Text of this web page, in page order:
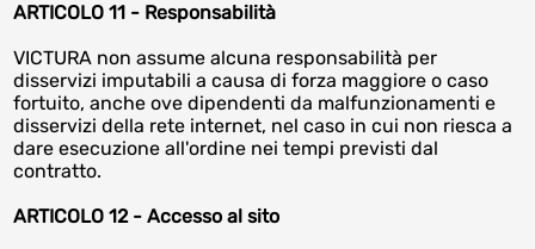
ARTICOLO 11 - Responsabilità
VICTURA non assume alcuna responsabilità per
disservizi imputabili a causa di forza maggiore o caso
fortuito, anche ove dipendenti da malfunzionamenti e
disservizi della rete internet, nel caso in cui non riesca a
dare esecuzione all'ordine nei tempi previsti dal
contratto.
ARTICOLO 12 - Accesso al sito